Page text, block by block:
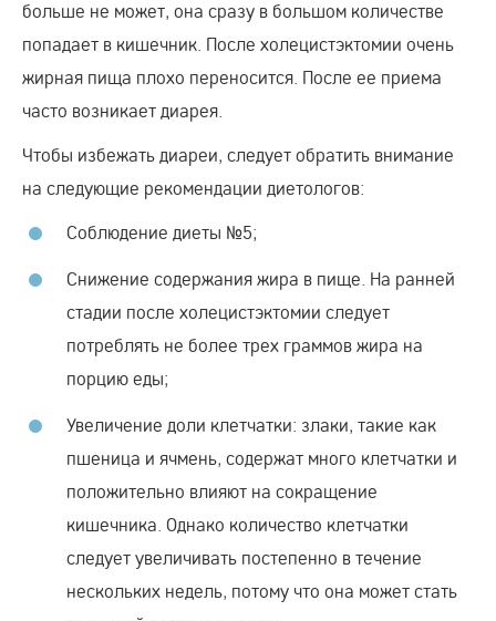
больше не может, она сразу в большом количестве
попадает в кишечник. После холецистэктомии очень
жирная пища плохо переносится. После ее приема
часто возникает диарея.
Чтобы избежать диареи, следует обратить внимание
на следующие рекомендации диетологов:
Соблюдение диеты №5;
Снижение содержания жира в пище. На ранней
стадии после холецистэктомии следует
потреблять не более трех граммов жира на
порцию еды;
Увеличение доли клетчатки: злаки, такие как
пшеница и ячмень, содержат много клетчатки и
положительно влияют на сокращение
кишечника. Однако количество клетчатки
следует увеличивать постепенно в течение
нескольких недель, потому что она может стать